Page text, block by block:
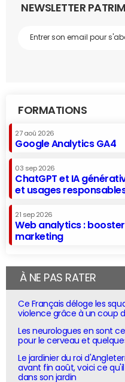
NEWSLETTER
FORMATIONS
27 aoû 2026
Google Analytics GA4
03 sep 2026
ChatGPT et IA
et usages
21 sep 2026
Web analytics :
marketing
À NE PAS RATER
Ce Français déloge les
violence grâce à un coup
Les neurologues en sont
pour le cerveau et
Le jardinier du roi
avant fin août, voici ce
dans son jardin